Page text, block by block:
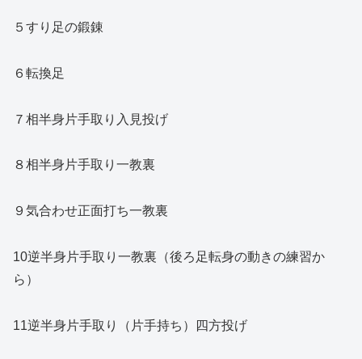
５すり足の鍛錬
６転換足
７相半身片手取り入見投げ
８相半身片手取り一教裏
９気合わせ正面打ち一教裏
10逆半身片手取り一教裏（後ろ足転身の動きの練習か
ら）
11逆半身片手取り（片手持ち）四方投げ